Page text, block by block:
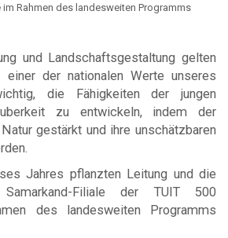
Rahmen des landesweiten Programms
und Landschaftsgestaltung gelten
der nationalen Werte unseres
die Fähigkeiten der jungen
zu entwickeln, indem der
gestärkt und ihre unschätzbaren
Jahres pflanzten Leitung und die
Filiale der TUIT 500
des landesweiten Programms